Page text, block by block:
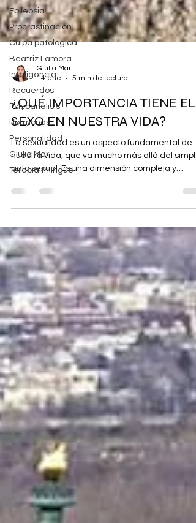
Epilepsia
Procrastinación
Culpa patológica
Beatriz Lamora
Inteligencia
Recuerdos
Psicoanálisis
Hormonas
Personalidad
Giulia Mari
Terapia trilingüe
Giulia Mari
14 ene
5 min de lectura
¿QUÉ IMPORTANCIA TIENE EL
SEXO EN NUESTRA VIDA?
La sexualidad es un aspecto fundamental de
acto sexual. Es una dimensión compleja y
emociones y, sobre todo, a nuestra identidad.
Cuando se habla de sexo, a menudo se piensa,
erróneamente, solo en términos de atracción
física, de deseo, de erotismo y pasión.